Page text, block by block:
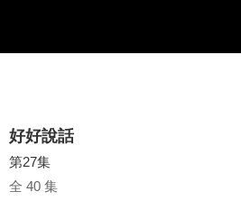
好好說話
第27集
全 40 集